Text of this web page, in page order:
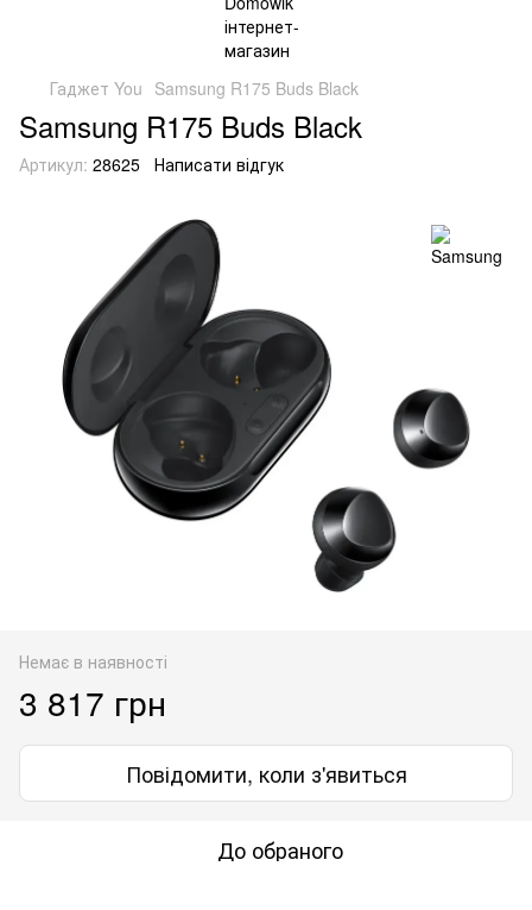
Гаджет You Samsung R175 Buds Black
Samsung R175 Buds Black
Артикул: 28625 Написати відгук
Немає в наявності
3 817 грн
Повідомити, коли з'явиться
До обраного